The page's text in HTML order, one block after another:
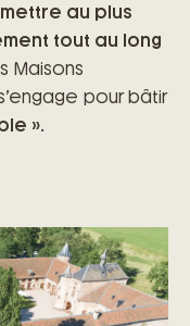
au plus
tout au long
Maisons
pour bâtir
».